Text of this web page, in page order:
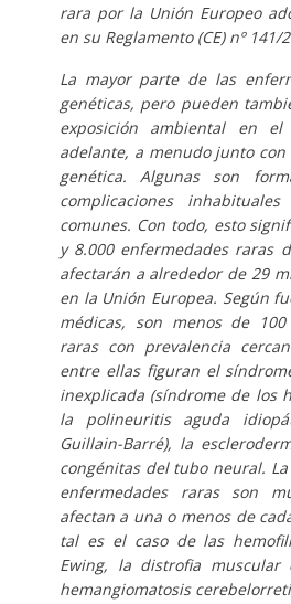
rara por la Unión Europeo
en su Reglamento (CE) nº 141/
La mayor parte de las
genéticas, pero pueden
exposición ambiental en
adelante, a menudo junto
genética. Algunas son
complicaciones
comunes. Con todo, esto
y 8.000 enfermedades raras
afectarán a alrededor de 29
en la Unión Europea. Según
médicas, son menos de
raras con prevalencia
entre ellas figuran el
inexplicada (síndrome de los
la polineuritis aguda
Guillain-Barré), la
congénitas del tubo neural.
enfermedades raras son
afectan a una o menos de
tal es el caso de las
Ewing, la distrofia
hemangiomatosis